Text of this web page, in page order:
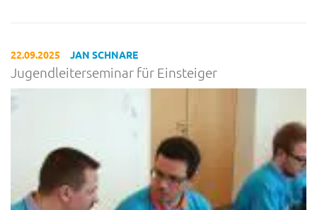
22.09.2025 JAN SCHNARE
Jugendleiterseminar für Einsteiger